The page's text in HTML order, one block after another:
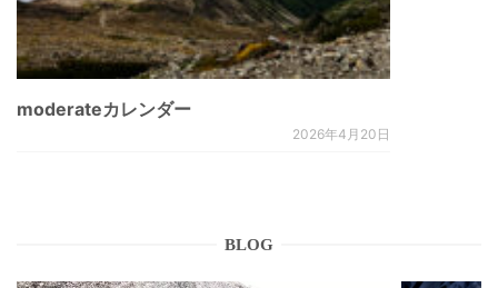
moderateカレンダー
2026年4月20日
BLOG